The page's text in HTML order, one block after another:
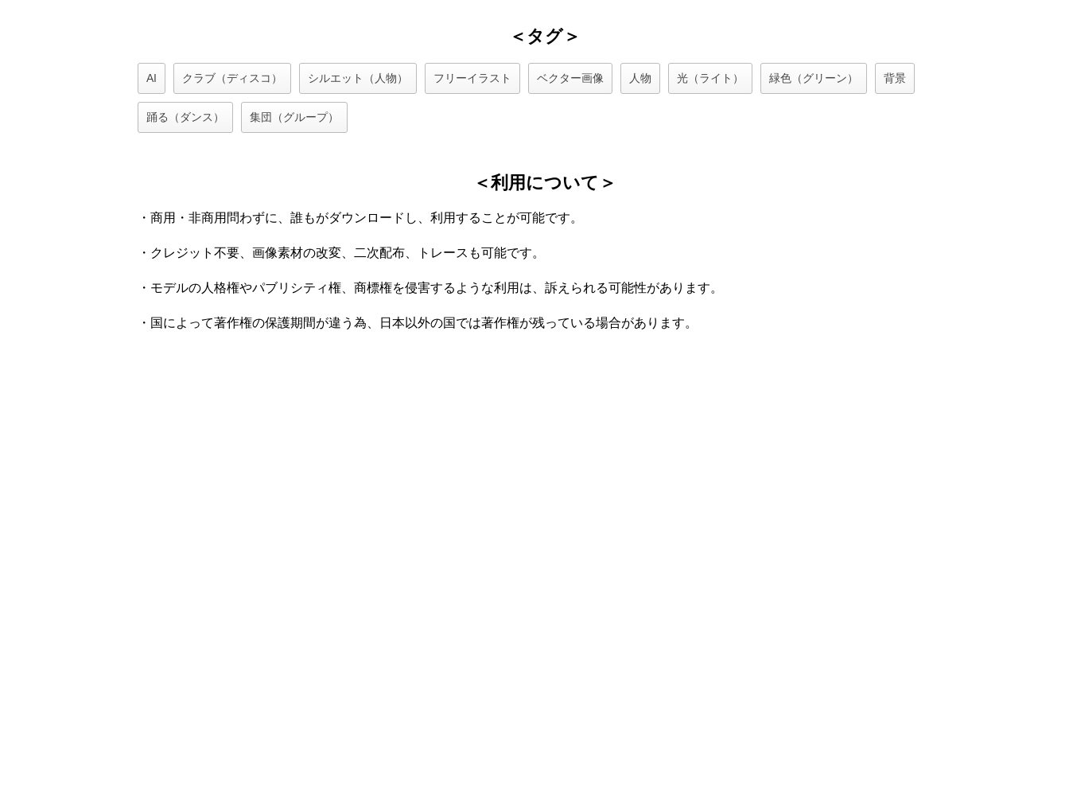
＜タグ＞
AI クラブ（ディスコ） シルエット（人物） フリーイラスト ベクター画像 人物 光（ライト） 緑色（グリーン） 背景
踊る（ダンス） 集団（グループ）
＜利用について＞
・商用・非商用問わずに、誰もがダウンロードし、利用することが可能です。
・クレジット不要、画像素材の改変、二次配布、トレースも可能です。
・モデルの人格権やパブリシティ権、商標権を侵害するような利用は、訴えられる可能性があります。
・国によって著作権の保護期間が違う為、日本以外の国では著作権が残っている場合があります。